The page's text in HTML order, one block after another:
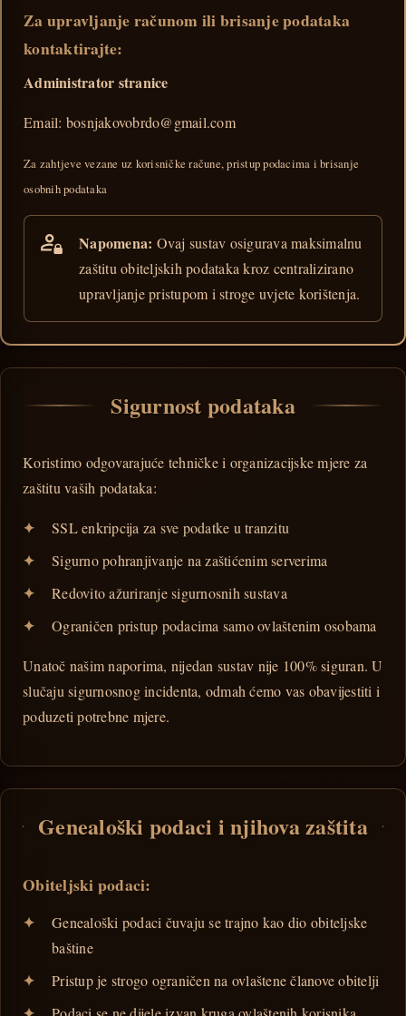
Za upravljanje računom ili brisanje podataka
kontaktirajte:
Administrator stranice
Email: bosnjakovobrdo@gmail.com
Za zahtjeve vezane uz korisničke račune, pristup podacima i brisanje
osobnih podataka
Napomena: Ovaj sustav osigurava maksimalnu
zaštitu obiteljskih podataka kroz centralizirano
upravljanje pristupom i stroge uvjete korištenja.
Sigurnost podataka
Koristimo odgovarajuće tehničke i organizacijske mjere za
zaštitu vaših podataka:
SSL enkripcija za sve podatke u tranzitu
Sigurno pohranjivanje na zaštićenim serverima
Redovito ažuriranje sigurnosnih sustava
Ograničen pristup podacima samo ovlaštenim osobama
Unatoč našim naporima, nijedan sustav nije 100% siguran. U
slučaju sigurnosnog incidenta, odmah ćemo vas obavijestiti i
poduzeti potrebne mjere.
Genealoški podaci i njihova zaštita
Obiteljski podaci:
Genealoški podaci čuvaju se trajno kao dio obiteljske
baštine
Pristup je strogo ograničen na ovlaštene članove obitelji